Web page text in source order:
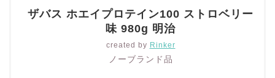
ザバス ホエイプロテイン100 ストロベリー
味 980g 明治
created by Rinker
ノーブランド品